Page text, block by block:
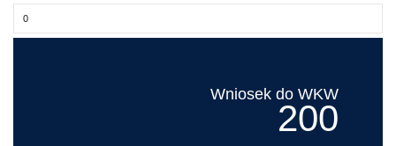
Wniosek do WKW
200